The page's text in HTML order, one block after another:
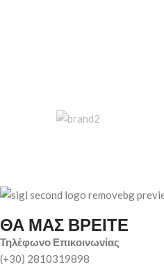
ΘΑ ΜΑΣ ΒΡΕΙΤΕ
Τηλέφωνο Επικοινωνίας
(+30) 2810319898